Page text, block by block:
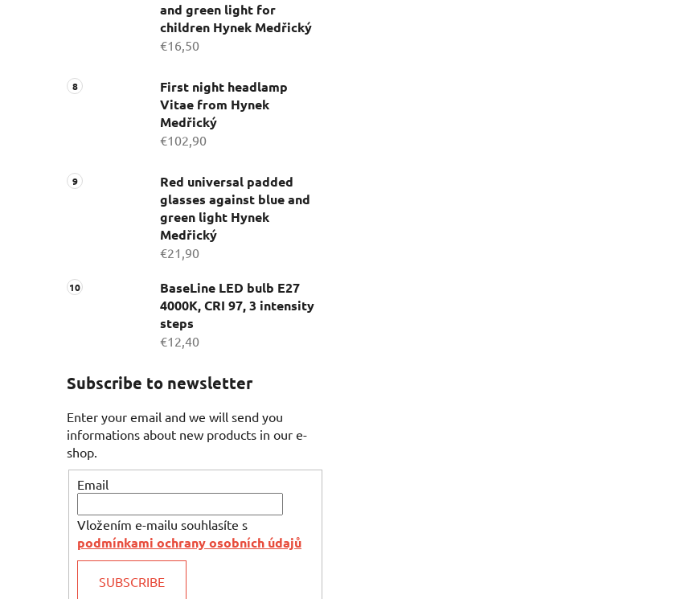
and green light for
children Hynek Medřický
€16,50
First night headlamp
Vitae from Hynek
Medřický
€102,90
Red universal padded
glasses against blue and
green light Hynek
Medřický
€21,90
BaseLine LED bulb E27
4000K, CRI 97, 3 intensity
steps
€12,40
Subscribe to newsletter
Enter your email and we will send you
informations about new products in our e-
shop.
Email
Vložením e-mailu souhlasíte s
podmínkami ochrany osobních údajů
SUBSCRIBE